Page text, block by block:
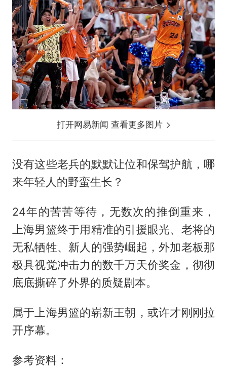
打开网易新闻 查看更多图片
没有这些老兵的默默让位和保驾护航，哪
来年轻人的野蛮生长？
24年的苦苦等待，无数次的推倒重来，
上海男篮终于用精准的引援眼光、老将的
无私牺牲、新人的强势崛起，外加老板那
极具视觉冲击力的数千万天价奖金，彻彻
底底撕碎了外界的质疑剧本。
属于上海男篮的崭新王朝，或许才刚刚拉
开序幕。
参考资料：